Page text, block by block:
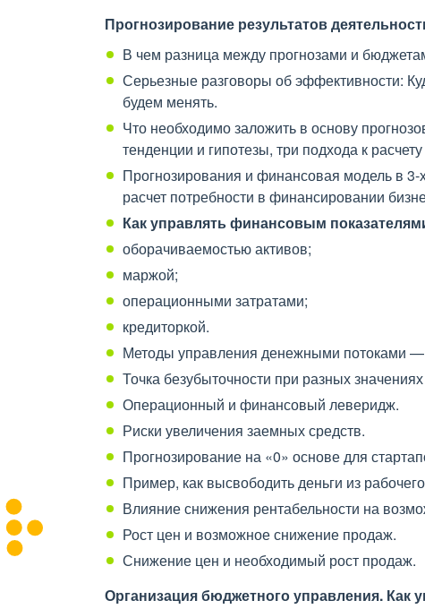
Прогнозирование результатов
В чем разница между прогнозами и
Серьезные разговоры об эффективности:
будем менять.
Что необходимо заложить в основу
тенденции и гипотезы, три подхода к
Прогнозирования и финансовая модель в
расчет потребности в финансировании
Как управлять финансовым
оборачиваемостью активов;
маржой;
операционными затратами;
кредиторкой.
Методы управления денежными потоками
Точка безубыточности при разных
Операционный и финансовый леверидж.
Риски увеличения заемных средств.
Прогнозирование на «0» основе для
Пример, как высвободить деньги из
Влияние снижения рентабельности на
Рост цен и возможное снижение продаж.
Снижение цен и необходимый рост продаж.
Организация бюджетного управления. Как